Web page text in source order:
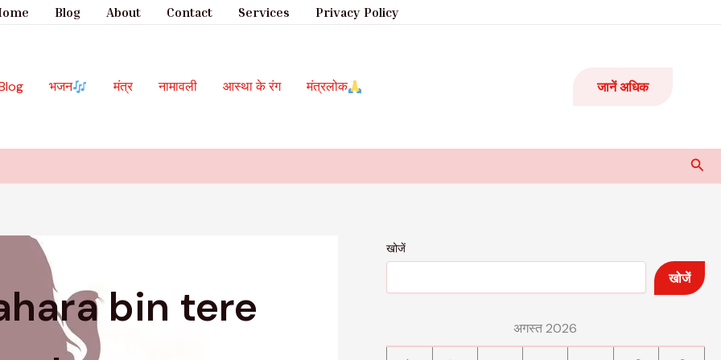
Blog About Contact Services Privacy Policy
भजन मंत्र नामावली आस्था के रंग मंत्रलोक जानें अधिक
bin tere
खोजें
खोजें
अगस्त 2026